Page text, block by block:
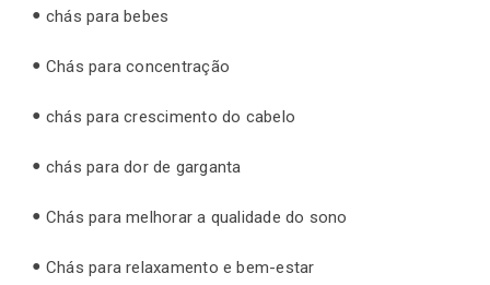
chás para bebes
Chás para concentração
chás para crescimento do cabelo
chás para dor de garganta
Chás para melhorar a qualidade do sono
Chás para relaxamento e bem-estar